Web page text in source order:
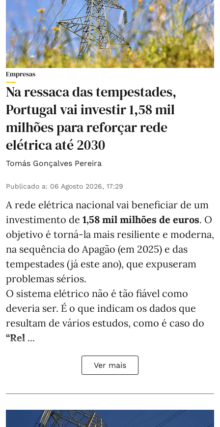
Empresas
Na ressaca das tempestades,
Portugal vai investir 1,58 mil
milhões para reforçar rede
elétrica até 2030
Tomás Gonçalves Pereira
Publicado a: 06 Agosto 2026, 17:29
A rede elétrica nacional vai beneficiar de um
investimento de 1,58 mil milhões de euros. O
objetivo é torná-la mais resiliente e moderna,
na sequência do Apagão (em 2025) e das
tempestades (já este ano), que expuseram
problemas sérios.
O sistema elétrico não é tão fiável como
deveria ser. É o que indicam os dados que
resultam de vários estudos, como é caso do
“Rel ...
Ver mais